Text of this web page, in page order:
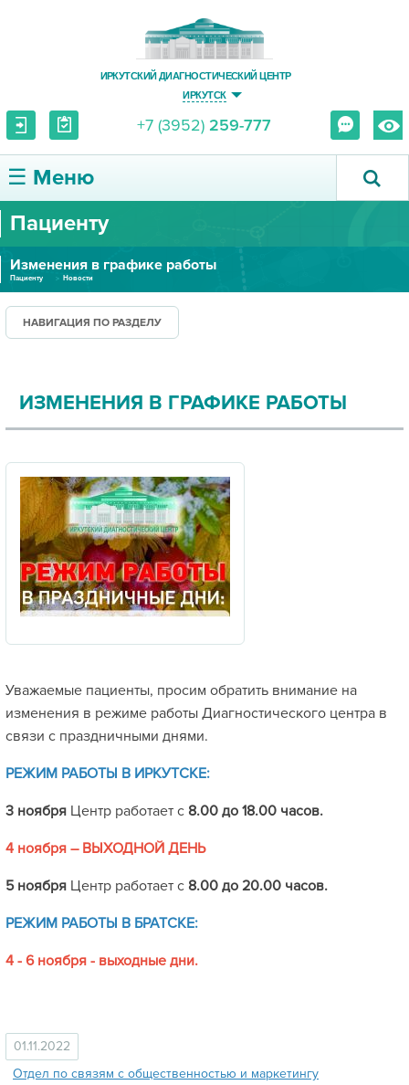
ИРКУТСКИЙ ДИАГНОСТИЧЕСКИЙ ЦЕНТР
ИРКУТСК
+7 (3952) 259-777
☰ Меню
О ЦЕНТРЕ
УСЛУГИ И ЦЕНЫ
ПАЦИЕНТУ
ПРАВОВАЯ ИНФОРМАЦИЯ
Пациенту
Изменения в графике работы
Пациенту Новости
НАВИГАЦИЯ ПО РАЗДЕЛУ
ИЗМЕНЕНИЯ В ГРАФИКЕ РАБОТЫ
Уважаемые пациенты, просим обратить внимание на
изменения в режиме работы Диагностического центра в
связи с праздничными днями.
РЕЖИМ РАБОТЫ В ИРКУТСКЕ:
3 ноября Центр работает с 8.00 до 18.00 часов.
4 ноября – ВЫХОДНОЙ ДЕНЬ
5 ноября Центр работает с 8.00 до 20.00 часов.
РЕЖИМ РАБОТЫ В БРАТСКЕ:
4 - 6 ноября - выходные дни.
01.11.2022
Отдел по связям с общественностью и маркетингу